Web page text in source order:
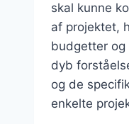
skal kunne
af projektet,
budgetter
dyb
og de
enkelte